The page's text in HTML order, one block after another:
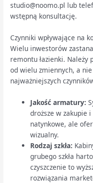
studio@noomo.pl lub
wstępną konsultację.
Czynniki wpływające na
Wielu inwestorów
remontu łazienki. Należy
od wielu zmiennych, a
najważniejszych
Jakość armatury:
droższe w zakupie
natynkowe, ale
wizualny.
Rodzaj szkła:
grubego szkła
czyszczenie to
rozwiązania